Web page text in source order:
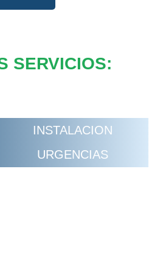
SERVICIOS:
INSTALACION
URGENCIAS